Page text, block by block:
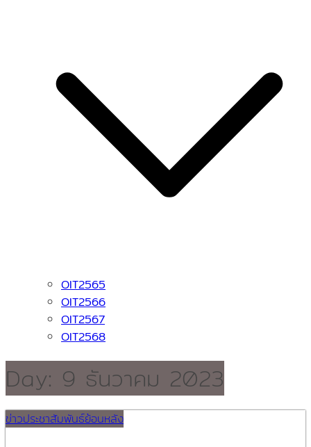
OIT2565
OIT2566
OIT2567
OIT2568
Day: 9 ธันวาคม 2023
ข่าวประชาสัมพันธ์ย้อนหลัง